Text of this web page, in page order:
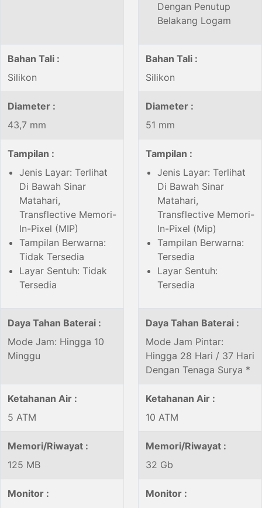
Dengan Penutup
Belakang Logam
Bahan Tali :
Silikon
Bahan Tali :
Silikon
Diameter :
43,7 mm
Diameter :
51 mm
Tampilan :
Jenis Layar: Terlihat
Di Bawah Sinar
Matahari,
Transflective Memori-
In-Pixel (MIP)
Tampilan Berwarna:
Tidak Tersedia
Layar Sentuh: Tidak
Tersedia
Tampilan :
Jenis Layar: Terlihat
Di Bawah Sinar
Matahari,
Transflective Memori-
In-Pixel (Mip)
Tampilan Berwarna:
Tersedia
Layar Sentuh:
Tersedia
Daya Tahan Baterai :
Mode Jam: Hingga 10
Minggu
Daya Tahan Baterai :
Mode Jam Pintar:
Hingga 28 Hari / 37 Hari
Dengan Tenaga Surya *
Ketahanan Air :
5 ATM
Ketahanan Air :
10 ATM
Memori/Riwayat :
125 MB
Memori/Riwayat :
32 Gb
Monitor :
Monitor :